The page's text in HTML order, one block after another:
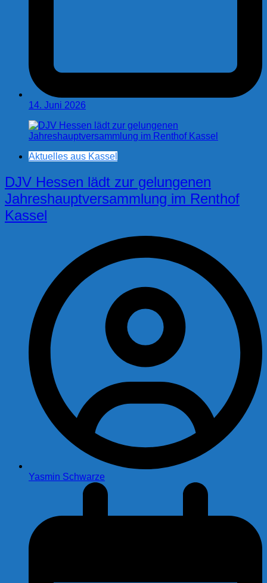
14. Juni 2026
Aktuelles aus Kassel
DJV Hessen lädt zur gelungenen
Jahreshauptversammlung im Renthof
Kassel
Yasmin Schwarze